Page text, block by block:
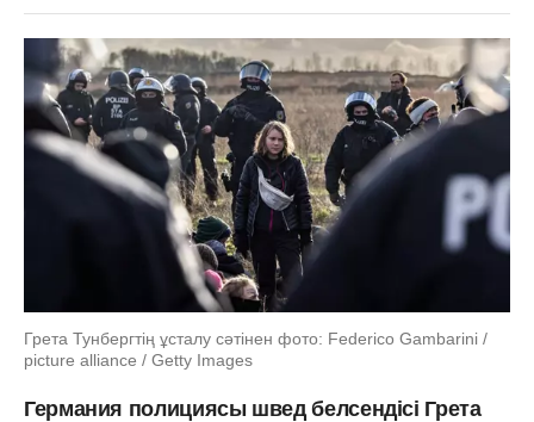
Грета Тунбергтің ұсталу сәтінен фото: Federico Gambarini /
picture alliance / Getty Images
Германия полициясы швед белсендісі Грета